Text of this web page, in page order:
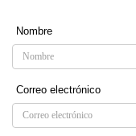
Nombre
Correo electrónico